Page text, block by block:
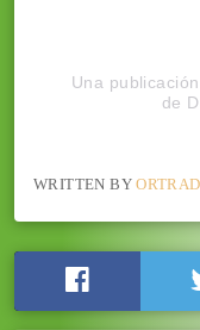
Una
de
WRITTEN BY